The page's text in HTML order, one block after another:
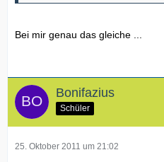
Bei mir genau das gleiche ...
Bonifazius
Schüler
25. Oktober 2011 um 21:02